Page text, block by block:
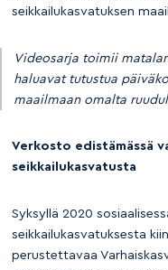
seikkailukasvatuksen
Videosarja toimii
haluavat tutustua
maailmaan omalta
Verkosto edistämässä
seikkailukasvatusta
Syksyllä 2020
seikkailukasvatuksesta
perustettavaa